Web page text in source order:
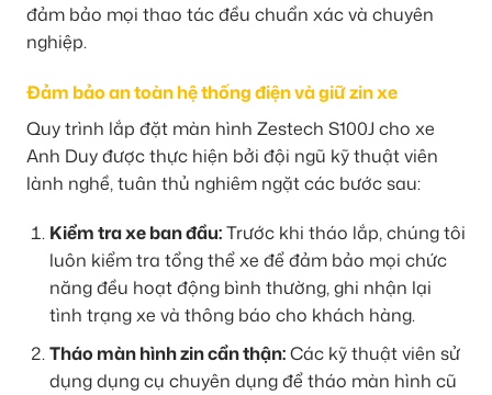
đảm bảo mọi thao tác đều chuẩn xác và chuyên
nghiệp.
Đảm bảo an toàn hệ thống điện và giữ zin xe
Quy trình lắp đặt màn hình Zestech S100J cho xe
Anh Duy được thực hiện bởi đội ngũ kỹ thuật viên
lành nghề, tuân thủ nghiêm ngặt các bước sau:
Kiểm tra xe ban đầu:Trước khi tháo lắp, chúng tôi
luôn kiểm tra tổng thể xe để đảm bảo mọi chức
năng đều hoạt động bình thường, ghi nhận lại
tình trạng xe và thông báo cho khách hàng.
Tháo màn hình zin cẩn thận:Các kỹ thuật viên sử
dụng dụng cụ chuyên dụng để tháo màn hình cũ